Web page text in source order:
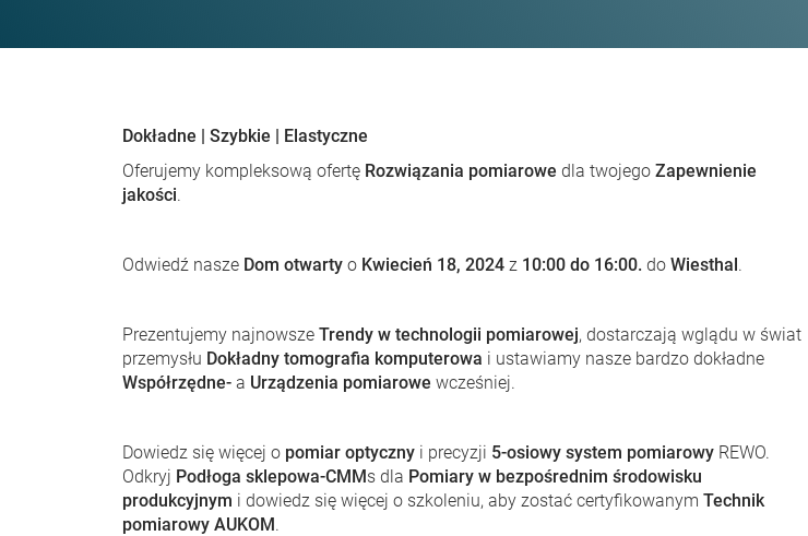
Dokładne | Szybkie | Elastyczne
Oferujemy kompleksową ofertę Rozwiązania pomiarowe dla twojego Zapewnienie
jakości.
Odwiedź nasze Dom otwarty o Kwiecień 18, 2024 z 10:00 do 16:00. do Wiesthal.
Prezentujemy najnowsze Trendy w technologii pomiarowej, dostarczają wglądu w świat
przemysłu Dokładny tomografia komputerowa i ustawiamy nasze bardzo dokładne
Współrzędne- a Urządzenia pomiarowe wcześniej.
Dowiedz się więcej o pomiar optyczny i precyzji 5-osiowy system pomiarowy REWO.
Odkryj Podłoga sklepowa-CMMs dla Pomiary w bezpośrednim środowisku
produkcyjnym i dowiedz się więcej o szkoleniu, aby zostać certyfikowanym Technik
pomiarowy AUKOM.